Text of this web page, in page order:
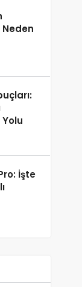
Neden
İşte